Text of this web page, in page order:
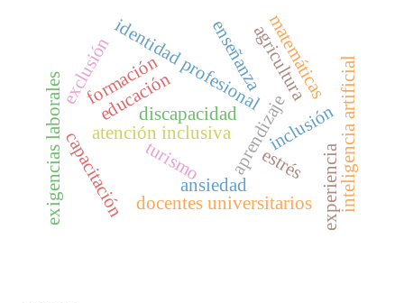
formación
atención inclusiva
identidad profesional
enseñanza
aprendizajeinclusión
exclusión
discapacidad
capacitación inteligencia artificial
estrés
ansiedad
exigencias laborales docentes universitarios
agricultura
turismo
educación matemáticas
experiencia